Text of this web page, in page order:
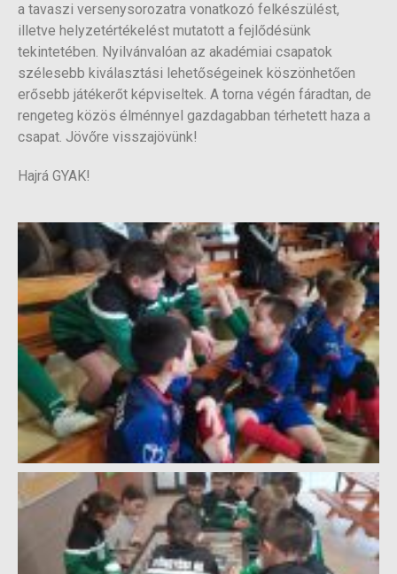
a tavaszi versenysorozatra vonatkozó felkészülést,
illetve helyzetértékelést mutatott a fejlődésünk
tekintetében. Nyilvánvalóan az akadémiai csapatok
szélesebb kiválasztási lehetőségeinek köszönhetően
erősebb játékerőt képviseltek. A torna végén fáradtan, de
rengeteg közös élménnyel gazdagabban térhetett haza a
csapat. Jövőre visszajövünk!
Hajrá GYAK!